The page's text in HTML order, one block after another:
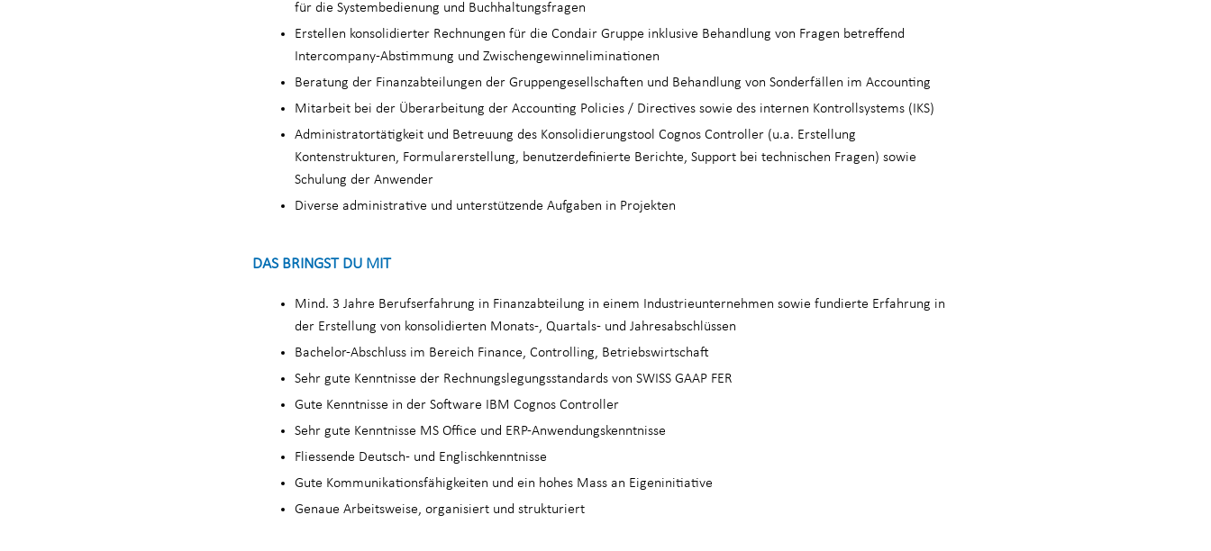
für die Systembedienung und Buchhaltungsfragen
Erstellen konsolidierter Rechnungen für die Condair Gruppe inklusive Behandlung von Fragen betreffend
Intercompany-Abstimmung und Zwischengewinneliminationen
Beratung der Finanzabteilungen der Gruppengesellschaften und Behandlung von Sonderfällen im Accounting
Mitarbeit bei der Überarbeitung der Accounting Policies / Directives sowie des internen Kontrollsystems (IKS)
Administratortätigkeit und Betreuung des Konsolidierungstool Cognos Controller (u.a. Erstellung
Kontenstrukturen, Formularerstellung, benutzerdefinierte Berichte, Support bei technischen Fragen) sowie
Schulung der Anwender
Diverse administrative und unterstützende Aufgaben in Projekten
DAS BRINGST DU MIT
Mind. 3 Jahre Berufserfahrung in Finanzabteilung in einem Industrieunternehmen sowie fundierte Erfahrung in
der Erstellung von konsolidierten Monats-, Quartals- und Jahresabschlüssen
Bachelor-Abschluss im Bereich Finance, Controlling, Betriebswirtschaft
Sehr gute Kenntnisse der Rechnungslegungsstandards von SWISS GAAP FER
Gute Kenntnisse in der Software IBM Cognos Controller
Sehr gute Kenntnisse MS Office und ERP-Anwendungskenntnisse
Fliessende Deutsch- und Englischkenntnisse
Gute Kommunikationsfähigkeiten und ein hohes Mass an Eigeninitiative
Genaue Arbeitsweise, organisiert und strukturiert